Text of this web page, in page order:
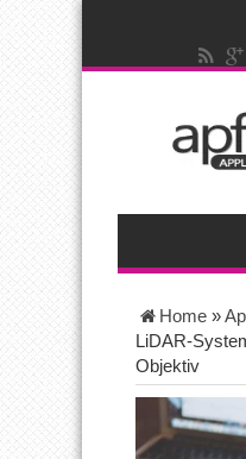
Home »
LiDAR-
Objektiv